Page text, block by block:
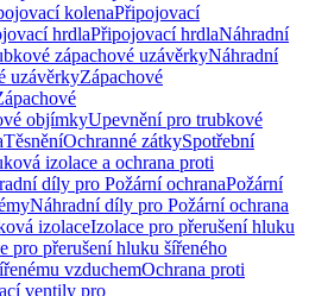
kolenaPřipojovací
hrdlaPřipojovací hrdlaNáhradní
zápachové uzávěrkyNáhradní
uzávěrkyZápachové
objímkyUpevnění pro trubkové
TěsněníOchranné zátkySpotřební
izolace a ochrana proti
díly pro Požární ochranaPožární
Náhradní díly pro Požární ochrana
izolaceIzolace pro přerušení hluku
pro přerušení hluku šířeného
vzduchemOchrana proti
ventily pro